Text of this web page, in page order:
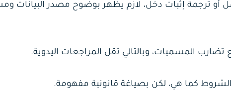
أو ترجمة إثبات دخل، لازم يظهر بوضوح مصدر البيانات
المسميات، وبالتالي تقل المراجعات اليدوية.
كما هي، لكن بصياغة قانونية مفهومة.